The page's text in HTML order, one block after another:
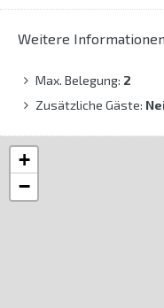
Weitere Informationen
Max. Belegung: 2
Zusätzliche Gäste:
+
−